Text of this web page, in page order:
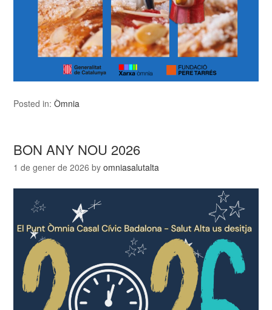
Posted in:Òmnia
BON ANY NOU 2026
1 de gener de 2026 byomniasalutalta